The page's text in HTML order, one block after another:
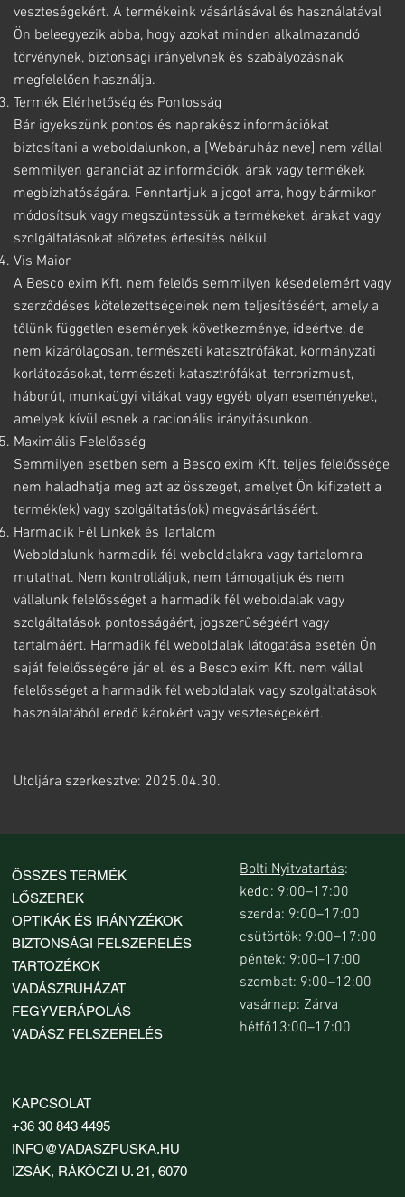
veszteségekért. A termékeink vásárlásával és használatával
Ön beleegyezik abba, hogy azokat minden alkalmazandó
törvénynek, biztonsági irányelvnek és szabályozásnak
megfelelően használja.
Termék Elérhetőség és Pontosság
Bár igyekszünk pontos és naprakész információkat
biztosítani a weboldalunkon, a [Webáruház neve] nem vállal
semmilyen garanciát az információk, árak vagy termékek
megbízhatóságára. Fenntartjuk a jogot arra, hogy bármikor
módosítsuk vagy megszüntessük a termékeket, árakat vagy
szolgáltatásokat előzetes értesítés nélkül.
Vis Maior
A Besco exim Kft. nem felelős semmilyen késedelemért vagy
szerződéses kötelezettségeinek nem teljesítéséért, amely a
tőlünk független események következménye, ideértve, de
nem kizárólagosan, természeti katasztrófákat, kormányzati
korlátozásokat, természeti katasztrófákat, terrorizmust,
háborút, munkaügyi vitákat vagy egyéb olyan eseményeket,
amelyek kívül esnek a racionális irányításunkon.
Maximális Felelősség
Semmilyen esetben sem a Besco exim Kft. teljes felelőssége
nem haladhatja meg azt az összeget, amelyet Ön kifizetett a
termék(ek) vagy szolgáltatás(ok) megvásárlásáért.
Harmadik Fél Linkek és Tartalom
Weboldalunk harmadik fél weboldalakra vagy tartalomra
mutathat. Nem kontrolláljuk, nem támogatjuk és nem
vállalunk felelősséget a harmadik fél weboldalak vagy
szolgáltatások pontosságáért, jogszerűségéért vagy
tartalmáért. Harmadik fél weboldalak látogatása esetén Ön
saját felelősségére jár el, és a Besco exim Kft. nem vállal
felelősséget a harmadik fél weboldalak vagy szolgáltatások
használatából eredő károkért vagy veszteségekért.
Utoljára szerkesztve: 2025.04.30.
ÖSSZES TERMÉK
LŐSZEREK
OPTIKÁK ÉS IRÁNYZÉKOK
BIZTONSÁGI FELSZERELÉS
TARTOZÉKOK
VADÁSZRUHÁZAT
FEGYVERÁPOLÁS
VADÁSZ FELSZERELÉS
KAPCSOLAT
+36 30 843 4495
INFO@VADASZPUSKA.HU
IZSÁK, RÁKÓCZI U. 21, 6070
Bolti Nyitvatartás:
kedd: 9:00–17:00
szerda: 9:00–17:00
csütörtök: 9:00–17:00
péntek: 9:00–17:00
szombat: 9:00–12:00
vasárnap: Zárva
hétfő13:00–17:00